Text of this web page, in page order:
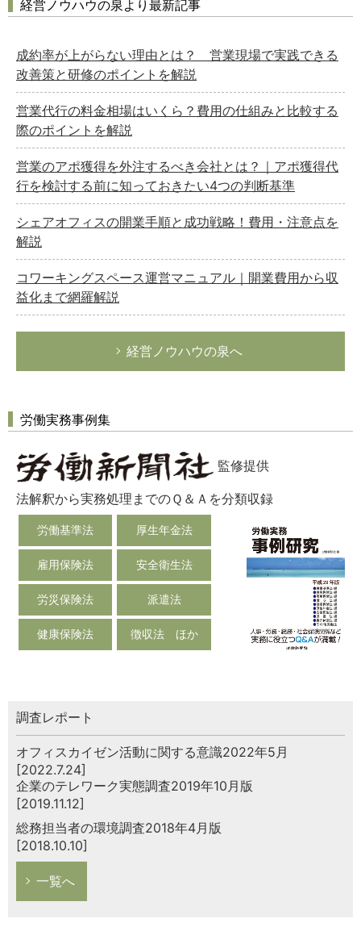
経営ノウハウの泉より最新記事
成約率が上がらない理由とは？ 営業現場で実践できる
改善策と研修のポイントを解説
営業代行の料金相場はいくら？費用の仕組みと比較する
際のポイントを解説
営業のアポ獲得を外注するべき会社とは？｜アポ獲得代
行を検討する前に知っておきたい4つの判断基準
シェアオフィスの開業手順と成功戦略！費用・注意点を
解説
コワーキングスペース運営マニュアル｜開業費用から収
益化まで網羅解説
経営ノウハウの泉へ
労働実務事例集
監修提供
法解釈から実務処理までのＱ＆Ａを分類収録
労働基準法 厚生年金法
雇用保険法 安全衛生法
労災保険法 派遣法
健康保険法 徴収法 ほか
調査レポート
オフィスカイゼン活動に関する意識2022年5月
[2022.7.24]
企業のテレワーク実態調査2019年10月版
[2019.11.12]
総務担当者の環境調査2018年4月版
[2018.10.10]
一覧へ